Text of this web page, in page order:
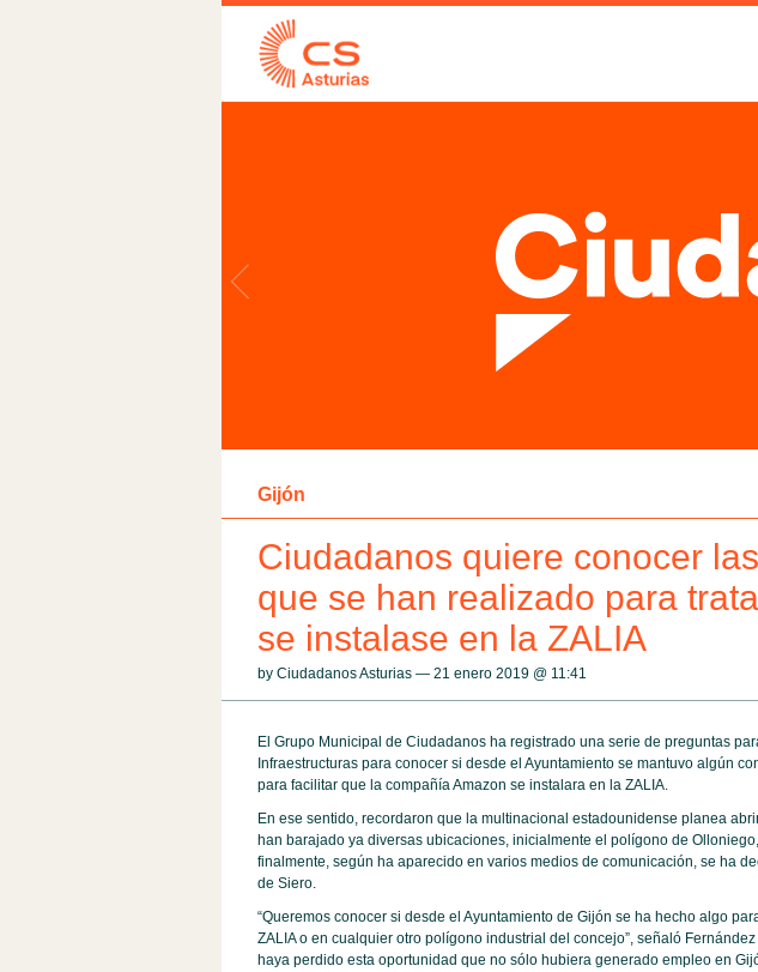
Gijón
Ciudadanos quiere conocer
que se han realizado para
se instalase en la ZALIA
by Ciudadanos Asturias — 21 enero 2019 @ 11:41
El Grupo Municipal de Ciudadanos ha registrado una serie de preguntas
Infraestructuras para conocer si desde el Ayuntamiento se mantuvo algún
para facilitar que la compañía Amazon se instalara en la ZALIA.
En ese sentido, recordaron que la multinacional estadounidense planea
han barajado ya diversas ubicaciones, inicialmente el polígono de
finalmente, según ha aparecido en varios medios de comunicación, se ha
de Siero.
“Queremos conocer si desde el Ayuntamiento de Gijón se ha hecho algo
ZALIA o en cualquier otro polígono industrial del concejo”, señaló
haya perdido esta oportunidad que no sólo hubiera generado empleo en